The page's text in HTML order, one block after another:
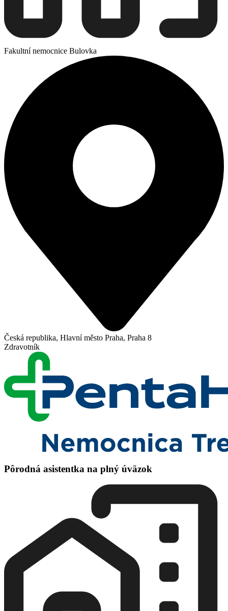
Fakultní nemocnice Bulovka
Česká republika, Hlavní město Praha, Praha 8
Zdravotník
Pôrodná asistentka na plný úväzok